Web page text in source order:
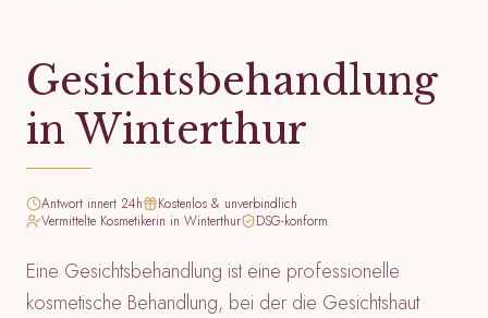
Gesichtsbehandlung
in Winterthur
Antwort innert 24h
Kostenlos & unverbindlich
Vermittelte Kosmetikerin in Winterthur
DSG-konform
Eine Gesichtsbehandlung ist eine professionelle
kosmetische Behandlung, bei der die Gesichtshaut